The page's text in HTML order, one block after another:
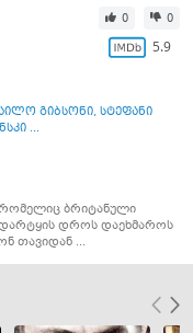
0 0
5.9
გიბსონი, სტეფანი
...
ბრიტანული
დარტყის დროს დაეხმაროს
თავიდან ...